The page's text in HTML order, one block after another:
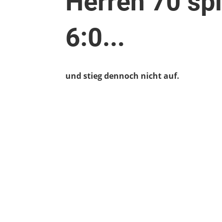
6:0...
und stieg dennoch nicht auf.